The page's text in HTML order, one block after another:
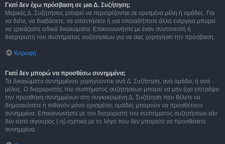
Γιατί δεν έχω πρόσβαση σε μια Δ. Συζήτηση;
Μερικές Δ. Συζητήσεις μπορεί να περιορίζονται σε ορισμένα μέλη ή ομάδες. Για
να δείτε, να διαβάσετε, να απαντήσετε ή για οποιαδήποτε άλλη ενέργεια μπορεί
να χρειάζεστε ειδικά δικαιώματα. Επικοινωνήστε με έναν συντονιστή ή
διαχειριστή του συστήματος συζητήσεων για να σας χορηγήσει την πρόσβαση.
Κορυφή
Γιατί δεν μπορώ να προσθέσω συνημμένα;
Τα δικαιώματα συνημμένου χορηγούνται ανά Δ. Συζήτηση, ανά ομάδα, ή ανά
μέλος. Ο διαχειριστής του συστήματος συζητήσεων μπορεί να μην έχει επιτρέψει
την προσθήκη συνημμένων στη συγκεκριμένη Δ. Συζήτηση που θέλετε να
δημοσιεύσετε ή πιθανόν μόνο ορισμένες ομάδες μπορούν να προσθέτουν
συνημμένα. Επικοινωνήστε με τον διαχειριστή του συστήματος συζητήσεων εάν
δεν είστε σίγουρος (-η) σχετικά με το λόγο που δεν μπορείτε να προσθέσετε
συνημμένα.